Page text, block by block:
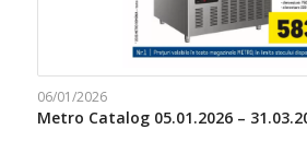
06/01/2026
Metro Catalog 05.01.2026 –